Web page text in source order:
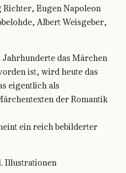
Eugen Napoleon
Albert Weisgeber,
Jahrhunderte das Märchen
ist, wird heute das
eigentlich als
der Romantik
ein reich bebilderter
Illustrationen